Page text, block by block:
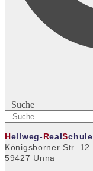
Suche
Hellweg-RealSchule
Königsborner Str. 12
59427 Unna